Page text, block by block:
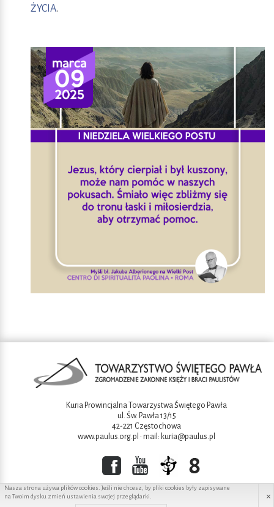
ŻYCIA.
Kuria Prowincjalna Towarzystwa Świętego Pawła
ul. Św. Pawła 13/15
42-221 Częstochowa
www.paulus.org.pl • mail: kuria@paulus.pl
Copyright ©2016 Towarzystwo świętego Pawła
Nasza strona używa plików cookies. Jeśli nie chcesz, by pliki cookies były zapisywane
na Twoim dysku zmień ustawienia swojej przeglądarki.
×